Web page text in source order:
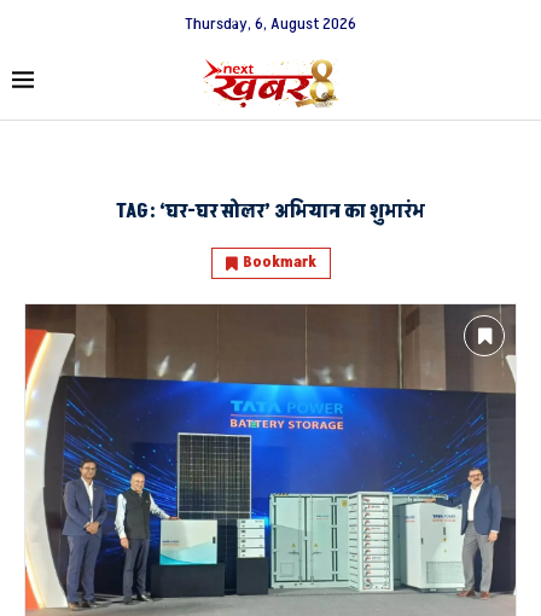
Thursday, 6, August 2026
TAG: ‘घर-घर सोलर’ अभियान का शुभारंभ
Bookmark